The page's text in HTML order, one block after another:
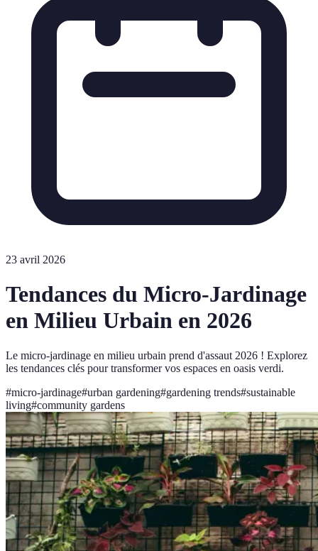
23 avril 2026
Tendances du Micro-Jardinage
en Milieu Urbain en 2026
Le micro-jardinage en milieu urbain prend d'assaut 2026 ! Explorez
les tendances clés pour transformer vos espaces en oasis verdi.
#micro-jardinage#urban gardening#gardening trends#sustainable
living#community gardens